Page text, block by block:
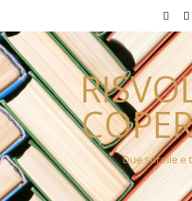
Due sorelle e